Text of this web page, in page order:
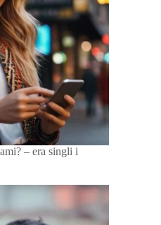
– era singli i